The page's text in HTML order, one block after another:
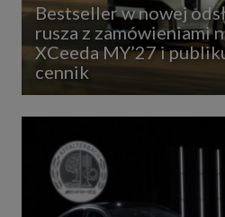
Bestseller w nowej
rusza z zamówieniami
XCeeda MY’27 i
cennik